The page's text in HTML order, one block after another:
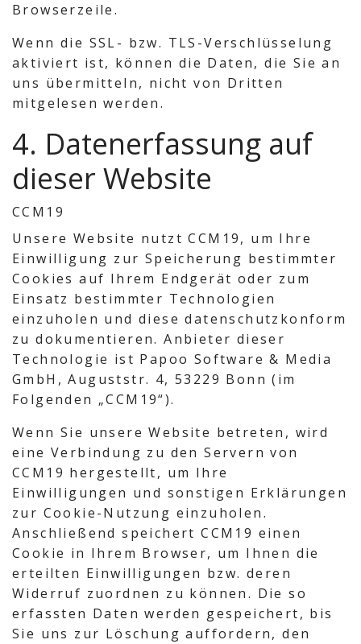
Browserzeile.
Wenn die SSL- bzw. TLS-Verschlüsselung
aktiviert ist, können die Daten, die Sie an
uns übermitteln, nicht von Dritten
mitgelesen werden.
4. Datenerfassung auf
dieser Website
CCM19
Unsere Website nutzt CCM19, um Ihre
Einwilligung zur Speicherung bestimmter
Cookies auf Ihrem Endgerät oder zum
Einsatz bestimmter Technologien
einzuholen und diese datenschutzkonform
zu dokumentieren. Anbieter dieser
Technologie ist Papoo Software & Media
GmbH, Auguststr. 4, 53229 Bonn (im
Folgenden „CCM19“).
Wenn Sie unsere Website betreten, wird
eine Verbindung zu den Servern von
CCM19 hergestellt, um Ihre
Einwilligungen und sonstigen Erklärungen
zur Cookie-Nutzung einzuholen.
Anschließend speichert CCM19 einen
Cookie in Ihrem Browser, um Ihnen die
erteilten Einwilligungen bzw. deren
Widerruf zuordnen zu können. Die so
erfassten Daten werden gespeichert, bis
Sie uns zur Löschung auffordern, den